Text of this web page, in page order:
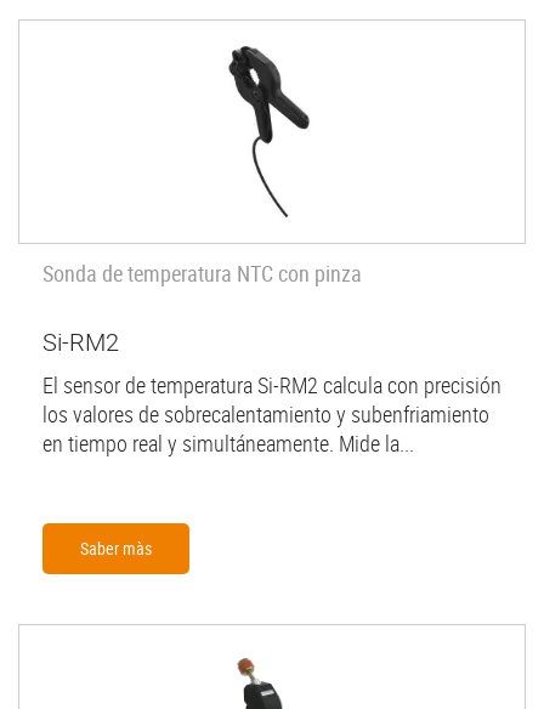
Sonda de temperatura NTC con pinza
Si-RM2
El sensor de temperatura Si-RM2 calcula con precisión
los valores de sobrecalentamiento y subenfriamiento
en tiempo real y simultáneamente. Mide la...
Saber màs